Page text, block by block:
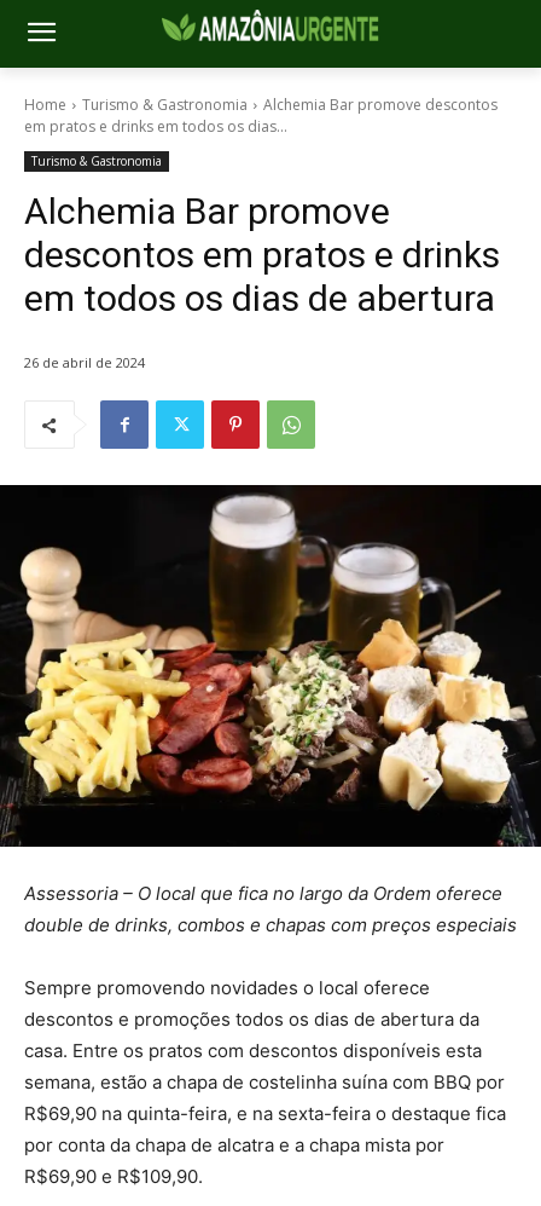
Home Turismo & Gastronomia
Alchemia Bar promove descontos
em pratos e drinks em todos os dias...
Turismo & Gastronomia
Alchemia Bar promove
descontos em pratos e drinks
em todos os dias de abertura
26 de abril de 2024
Assessoria – O local que fica no largo da Ordem oferece
double de drinks, combos e chapas com preços especiais
Sempre promovendo novidades o local oferece
descontos e promoções todos os dias de abertura da
casa. Entre os pratos com descontos disponíveis esta
semana, estão a chapa de costelinha suína com BBQ por
R$69,90 na quinta-feira, e na sexta-feira o destaque fica
por conta da chapa de alcatra e a chapa mista por
R$69,90 e R$109,90.